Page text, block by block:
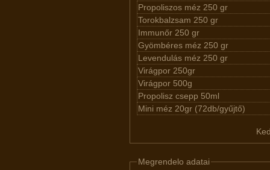
Propoliszos méz 250 gr
Torokbalzsam 250 gr
Immunőr 250 gr
Gyömbéres méz 250 gr
Levendulás méz 250 gr
Virágpor 250gr
Virágpor 500g
Propolisz csepp 50ml
Mini méz 20gr (72db/gyűjtő)
Megrendelo adatai